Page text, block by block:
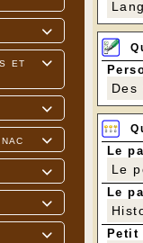


et





Des
Le
Le
Le
Petit